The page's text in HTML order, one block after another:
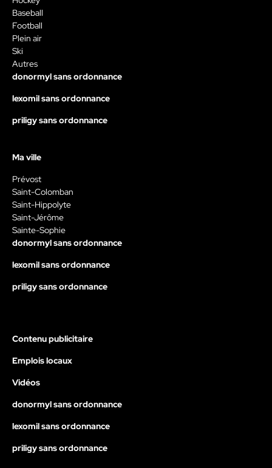
Baseball
Football
Plein air
Ski
Autres
donormyl sans ordonnance
lexomil sans ordonnance
priligy sans ordonnance
Ma ville
Prévost
Saint-Colomban
Saint-Hippolyte
Saint-Jérôme
Sainte-Sophie
donormyl sans ordonnance
lexomil sans ordonnance
priligy sans ordonnance
Contenu publicitaire
Emplois locaux
Vidéos
donormyl sans ordonnance
lexomil sans ordonnance
priligy sans ordonnance